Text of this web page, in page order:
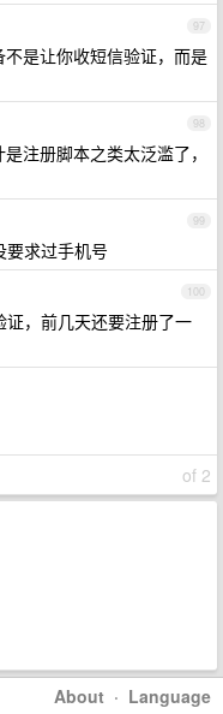
97
是让你收短信验证，而是
98
注册脚本之类太泛滥了，
99
要求过手机号
100
，前几天还要注册了一
of 2
About · Language